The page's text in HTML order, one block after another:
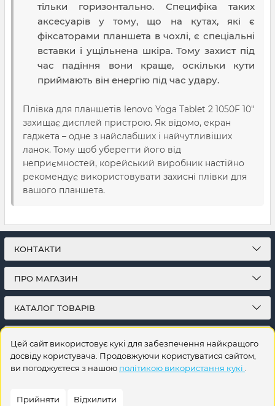
тільки горизонтально. Специфіка таких
аксесуарів у тому, що на кутах, які є
фіксаторами планшета в чохлі, є спеціальні
вставки і ущільнена шкіра. Тому захист під
час падіння вони краще, оскільки кути
приймають він енергію під час удару.
Плівка для планшетів lenovo Yoga Tablet 2 1050F 10"
захищає дисплей пристрою. Як відомо, екран
гаджета – одне з найслабших і найчутливіших
ланок. Тому щоб уберегти його від
неприємностей, корейський виробник настійно
рекомендує використовувати захисні плівки для
вашого планшета.
КОНТАКТИ
ПРО МАГАЗИН
КАТАЛОГ ТОВАРІВ
© 2026 Інтернет-магазин на
Цей сайт використовує кукі для забезпечення найкращого
досвіду користувача. Продовжуючи користуватися сайтом,
ви погоджуєтеся з нашою політикою використання кукі
Прийняти Відхилити